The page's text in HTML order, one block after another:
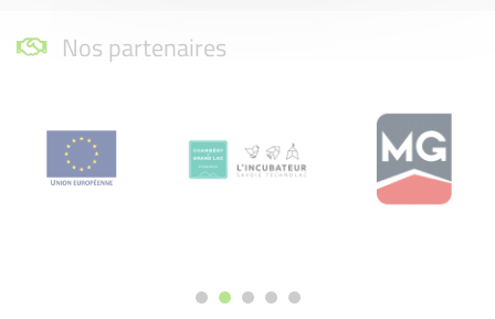
Nos partenaires